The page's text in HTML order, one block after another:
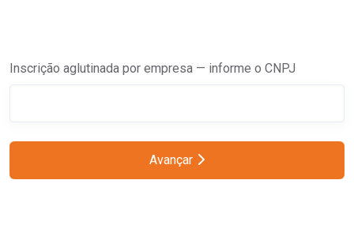
Inscrição aglutinada por empresa — informe o CNPJ
Avançar